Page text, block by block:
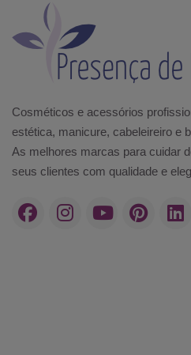
Cosméticos e acessórios
estética, manicure, cabeleireiro e
As melhores marcas para cuidar
seus clientes com qualidade e